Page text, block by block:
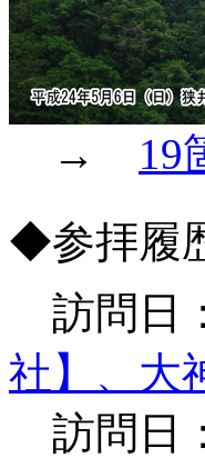
→ 19
◆参拝履
訪問日：
社】、大
訪問日：